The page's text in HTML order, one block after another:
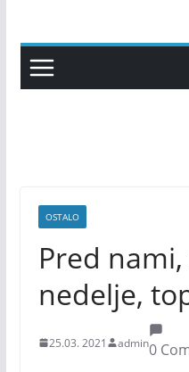
content
OSTALO
Pred
nedelje,
25.03. 2021 admin0